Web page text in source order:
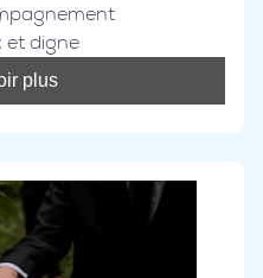
et digne
plus